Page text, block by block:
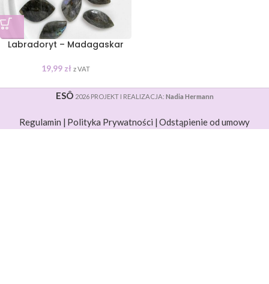
Labradoryt – Madagaskar
19,99 zł z VAT
ESÔ 2026 PROJEKT I REALIZACJA: Nadia Hermann
Regulamin | Polityka Prywatności | Odstąpienie od umowy